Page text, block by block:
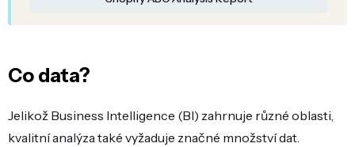
Co data?
Jelikož Business Intelligence (BI) zahrnuje různé oblasti,
kvalitní analýza také vyžaduje značné množství dat.